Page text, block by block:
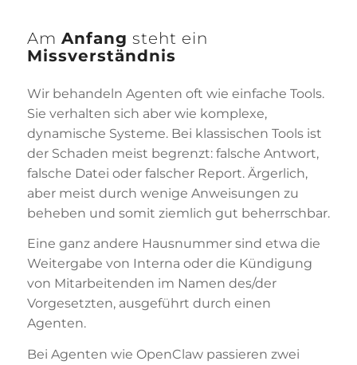
Am Anfang steht ein
Missverständnis
Wir behandeln Agenten oft wie einfache Tools.
Sie verhalten sich aber wie komplexe,
dynamische Systeme. Bei klassischen Tools ist
der Schaden meist begrenzt: falsche Antwort,
falsche Datei oder falscher Report. Ärgerlich,
aber meist durch wenige Anweisungen zu
beheben und somit ziemlich gut beherrschbar.
Eine ganz andere Hausnummer sind etwa die
Weitergabe von Interna oder die Kündigung
von Mitarbeitenden im Namen des/der
Vorgesetzten, ausgeführt durch einen
Agenten.
Bei Agenten wie OpenClaw passieren zwei